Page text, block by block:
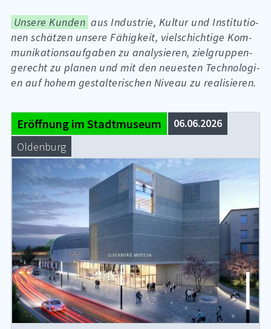
Unsere Kunden aus In­dus­trie, Kul­tur und In­sti­tu­tio­
nen schät­zen un­se­re Fä­hig­keit, viel­schich­ti­ge Kom­
mu­ni­ka­ti­ons­auf­ga­ben zu ana­ly­sie­ren, ziel­grup­pen­
ge­recht zu pla­nen und mit den neu­es­ten Tech­no­lo­gi­
en auf ho­hem ge­stal­te­ri­schen Ni­veau zu rea­li­sie­ren.
Eröffnung im Stadtmuseum
06.06.2026
Ol­den­burg